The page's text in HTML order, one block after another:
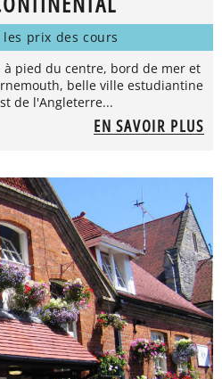
les prix des cours
à pied du centre, bord de mer et
belle ville estudiantine
de l'Angleterre...
EN SAVOIR PLUS